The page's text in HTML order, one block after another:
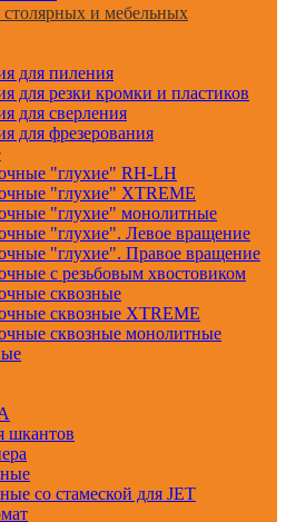
и мебельных
для пиления
для резки кромки и пластиков
для сверления
для фрезерования
"глухие" RH-LH
"глухие" XTREME
"глухие" монолитные
"глухие". Левое вращение
"глухие". Правое вращение
с резьбовым хвостовиком
сквозные
сквозные XTREME
сквозные монолитные
шкантов
со стамеской для JET